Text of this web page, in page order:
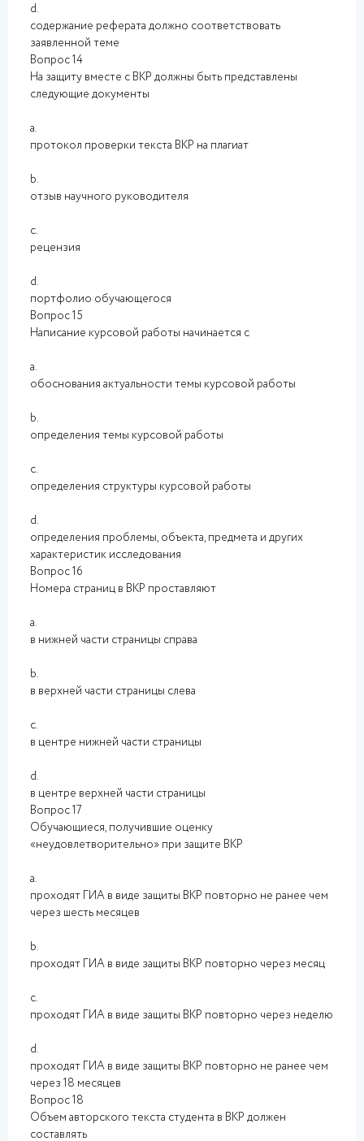
d.
содержание реферата должно соответствовать
заявленной теме
Вопрос 14
На защиту вместе с ВКР должны быть представлены
следующие документы
a.
протокол проверки текста ВКР на плагиат
b.
отзыв научного руководителя
c.
рецензия
d.
портфолио обучающегося
Вопрос 15
Написание курсовой работы начинается с
a.
обоснования актуальности темы курсовой работы
b.
определения темы курсовой работы
c.
определения структуры курсовой работы
d.
определения проблемы, объекта, предмета и других
характеристик исследования
Вопрос 16
Номера страниц в ВКР проставляют
a.
в нижней части страницы справа
b.
в верхней части страницы слева
c.
в центре нижней части страницы
d.
в центре верхней части страницы
Вопрос 17
Обучающиеся, получившие оценку
«неудовлетворительно» при защите ВКР
a.
проходят ГИА в виде защиты ВКР повторно не ранее чем
через шесть месяцев
b.
проходят ГИА в виде защиты ВКР повторно через месяц
c.
проходят ГИА в виде защиты ВКР повторно через неделю
d.
проходят ГИА в виде защиты ВКР повторно не ранее чем
через 18 месяцев
Вопрос 18
Объем авторского текста студента в ВКР должен
составлять